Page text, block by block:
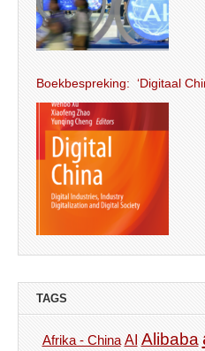
Boekbespreking: ‘Digitaal
TAGS
Afrika - China AI Alibaba